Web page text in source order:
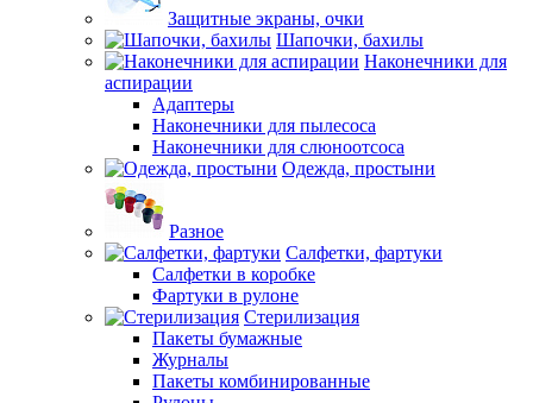
Защитные экраны, очки
Шапочки, бахилы
Наконечники для
аспирации
Адаптеры
Наконечники для пылесоса
Наконечники для слюноотсоса
Одежда, простыни
Разное
Салфетки, фартуки
Салфетки в коробке
Фартуки в рулоне
Стерилизация
Пакеты бумажные
Журналы
Пакеты комбинированные